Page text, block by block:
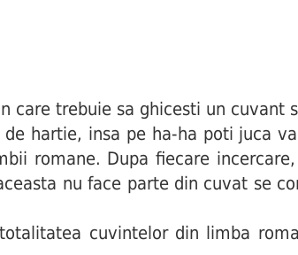
trebuie sa ghicesti un cuvant
hartie, insa pe ha-ha poti juca
romane. Dupa fiecare
nu face parte din cuvat se
cuvintelor din limba